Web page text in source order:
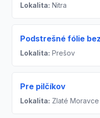
Lokalita: Nitra
Podstrešné fólie
Lokalita: Prešov
Pre pilčíkov
Lokalita: Zlaté Moravce